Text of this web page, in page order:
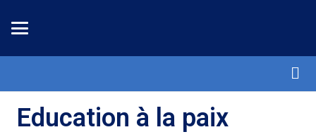
Education à la paix